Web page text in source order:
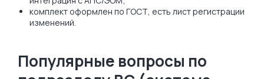
комплект оформлен по ГОСТ, есть лист регистрации
изменений.
Популярные вопросы по